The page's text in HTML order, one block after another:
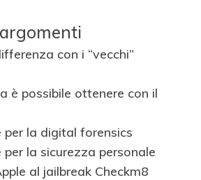
con i “vecchi”
è possibile ottenere con il
per la digital forensics
per la sicurezza personale
al jailbreak Checkm8